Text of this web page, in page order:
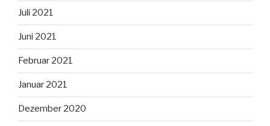
Juli 2021
Juni 2021
Februar 2021
Januar 2021
Dezember 2020